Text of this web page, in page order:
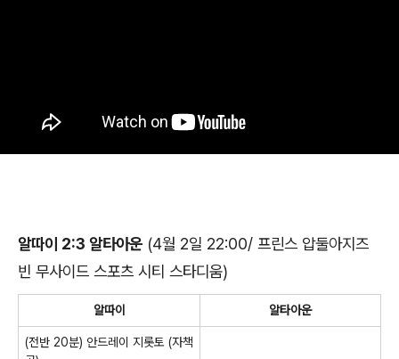
알따이 2:3 알타아운 (4월 2일 22:00/ 프린스 압둘아지즈
빈 무사이드 스포츠 시티 스타디움)
알따이 알타아운
(전반 20분) 안드레이 지롯토 (자책